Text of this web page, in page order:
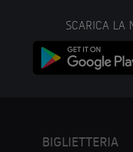
SCARICA LA
BIGLIETTERIA